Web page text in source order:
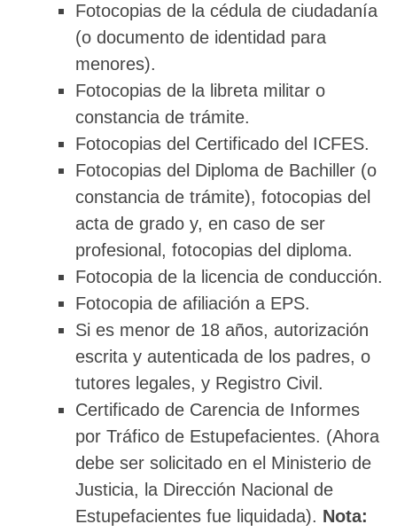
Fotocopias de la cédula de ciudadanía
(o documento de identidad para
menores).
Fotocopias de la libreta militar o
constancia de trámite.
Fotocopias del Certificado del ICFES.
Fotocopias del Diploma de Bachiller (o
constancia de trámite), fotocopias del
acta de grado y, en caso de ser
profesional, fotocopias del diploma.
Fotocopia de la licencia de conducción.
Fotocopia de afiliación a EPS.
Si es menor de 18 años, autorización
escrita y autenticada de los padres, o
tutores legales, y Registro Civil.
Certificado de Carencia de Informes
por Tráfico de Estupefacientes. (Ahora
debe ser solicitado en el Ministerio de
Justicia, la Dirección Nacional de
Estupefacientes fue liquidada). Nota: